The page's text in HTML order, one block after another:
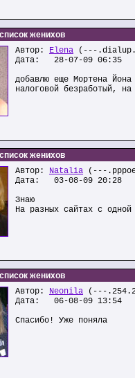
женихов
Автор: Elena (---
Дата: 28-07-09 06:35
добавлю еще Мортена
налоговой безработый,
женихов
Автор: Natalia (---
Дата: 03-08-09 20:28
Знаю
На разных сайтах с
женихов
Автор: Neonila (---
Дата: 06-08-09 13:54
Спасибо! Уже поняла